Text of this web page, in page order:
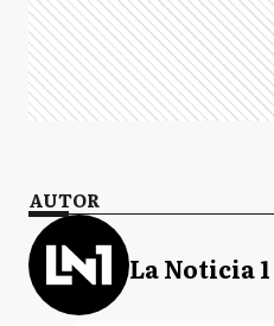
AUTOR
La Noticia 1